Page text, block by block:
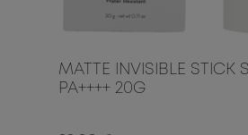
MATTE INVISIBLE STICK
PA++++ 20G